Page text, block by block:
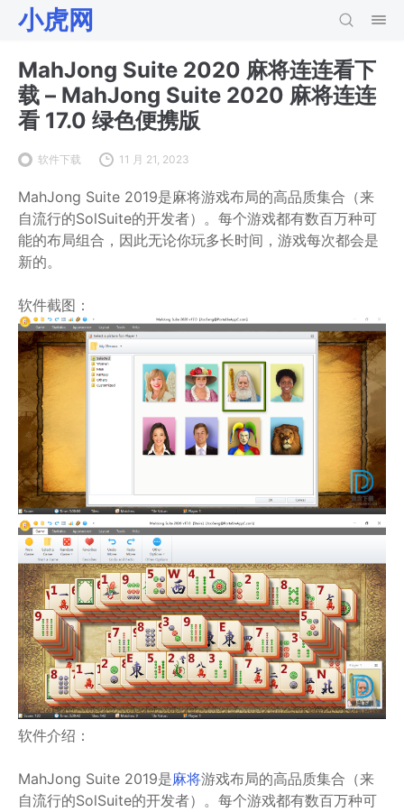
小虎网
MahJong Suite 2020 麻将连连看下
载 – MahJong Suite 2020 麻将连连
看 17.0 绿色便携版
软件下载 11 月 21, 2023
MahJong Suite 2019是麻将游戏布局的高品质集合（来
自流行的SolSuite的开发者）。每个游戏都有数百万种可
能的布局组合，因此无论你玩多长时间，游戏每次都会是
新的。
软件截图：
软件介绍：
MahJong Suite 2019是麻将游戏布局的高品质集合（来
自流行的SolSuite的开发者）。每个游戏都有数百万种可